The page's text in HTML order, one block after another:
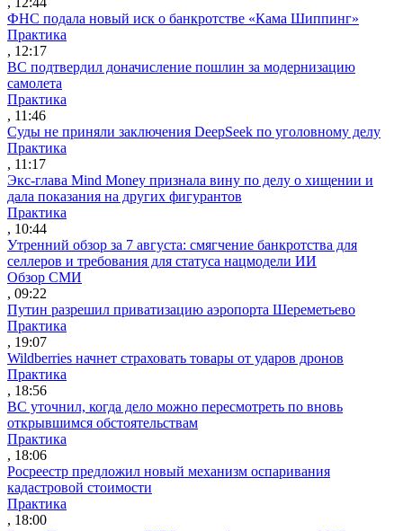
ФНС подала новый иск о банкротстве «Кама Шиппинг»
Практика
, 12:17
ВС подтвердил доначисление пошлин за модернизацию
самолета
Практика
, 11:46
Суды не приняли заключения DeepSeek по уголовному делу
Практика
, 11:17
Экс-глава Mind Money признала вину по делу о хищении и
дала показания на других фигурантов
Практика
, 10:44
Утренний обзор за 7 августа: смягчение банкротства для
селлеров и требования для статуса нацмодели ИИ
Обзор СМИ
, 09:22
Путин разрешил приватизацию аэропорта Шереметьево
Практика
, 19:07
Wildberries начнет страховать товары от ударов дронов
Практика
, 18:56
ВС уточнил, когда дело можно пересмотреть по вновь
открывшимся обстоятельствам
Практика
, 18:06
Росреестр предложил новый механизм оспаривания
кадастровой стоимости
Практика
, 18:00